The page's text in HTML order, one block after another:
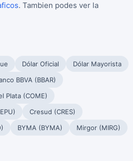
. Tambien podes ver la
Dólar Oficial
Dólar Mayorista
BBVA (BBAR)
Plata (COME)
Cresud (CRES)
BYMA (BYMA)
Mirgor (MIRG)